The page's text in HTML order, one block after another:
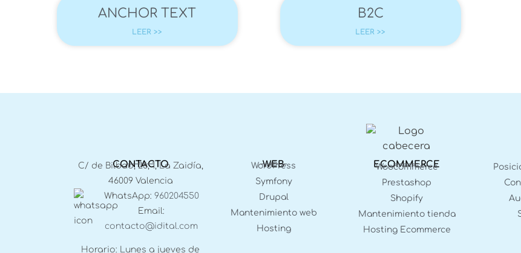
ANCHOR TEXT
LEER >>
B2C
LEER >>
CONTACTO
C/ de Bilbao, 26, 1, La Zaidía,
46009 Valencia
WhatsApp: 960204550
Email:
contacto@idital.com
Horario: Lunes a jueves de
WEB
WordPress
Symfony
Drupal
Mantenimiento web
Hosting
ECOMMERCE
Woocommerce
Prestashop
Shopify
Mantenimiento tienda
Hosting Ecommerce